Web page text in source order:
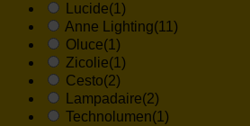
Lucide(1)
Anne Lighting(11)
Oluce(1)
Zicolie(1)
Cesto(2)
Lampadaire(2)
Technolumen(1)